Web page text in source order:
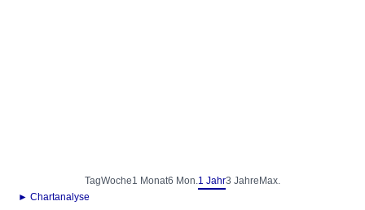
TagWoche1 Monat6 Mon.1 Jahr3 Jahre Max.
► Chartanalyse